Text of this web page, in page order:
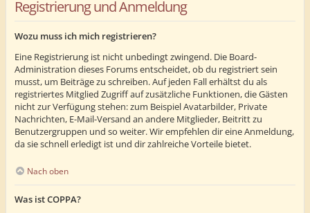
Registrierung und Anmeldung
Wozu muss ich mich registrieren?
Eine Registrierung ist nicht unbedingt zwingend. Die Board-
Administration dieses Forums entscheidet, ob du registriert sein
musst, um Beiträge zu schreiben. Auf jeden Fall erhältst du als
registriertes Mitglied Zugriff auf zusätzliche Funktionen, die Gästen
nicht zur Verfügung stehen: zum Beispiel Avatarbilder, Private
Nachrichten, E-Mail-Versand an andere Mitglieder, Beitritt zu
Benutzergruppen und so weiter. Wir empfehlen dir eine Anmeldung,
da sie schnell erledigt ist und dir zahlreiche Vorteile bietet.
Nach oben
Was ist COPPA?